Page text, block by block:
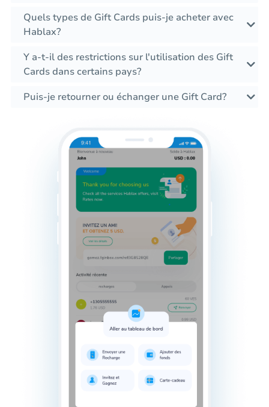
Quels types de Gift Cards puis-je acheter avec
Hablax?
Y a-t-il des restrictions sur l'utilisation des Gift
Cards dans certains pays?
Puis-je retourner ou échanger une Gift Card?